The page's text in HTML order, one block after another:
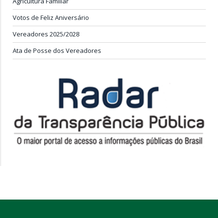
Votos de Feliz Aniversário
Vereadores 2025/2028
Ata de Posse dos Vereadores